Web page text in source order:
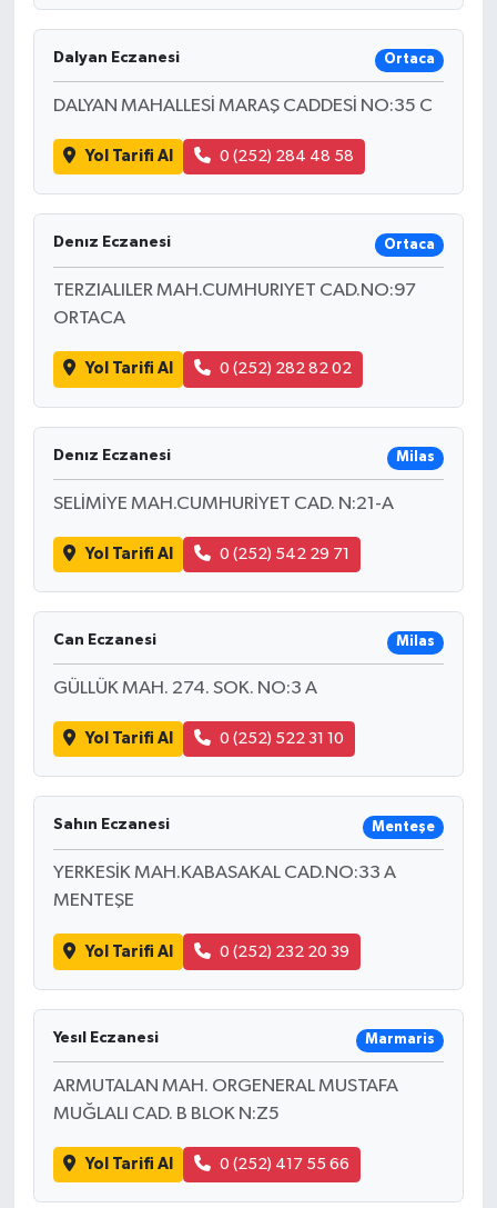
Dalyan Eczanesi Ortaca
DALYAN MAHALLESİ MARAŞ CADDESİ NO:35 C
Yol Tarifi Al 0 (252) 284 48 58
Denız Eczanesi Ortaca
TERZIALILER MAH.CUMHURIYET CAD.NO:97
ORTACA
Yol Tarifi Al 0 (252) 282 82 02
Denız Eczanesi Milas
SELİMİYE MAH.CUMHURİYET CAD. N:21-A
Yol Tarifi Al 0 (252) 542 29 71
Can Eczanesi Milas
GÜLLÜK MAH. 274. SOK. NO:3 A
Yol Tarifi Al 0 (252) 522 31 10
Sahın Eczanesi Menteşe
YERKESİK MAH.KABASAKAL CAD.NO:33 A
MENTEŞE
Yol Tarifi Al 0 (252) 232 20 39
Yesıl Eczanesi Marmaris
ARMUTALAN MAH. ORGENERAL MUSTAFA
MUĞLALI CAD. B BLOK N:Z5
Yol Tarifi Al 0 (252) 417 55 66